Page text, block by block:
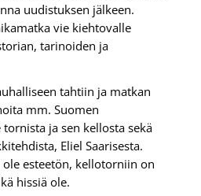
uudistuksen jälkeen.
vie kiehtovalle
tarinoiden ja
tahtiin ja matkan
mm. Suomen
ja sen kellosta sekä
Eliel Saarisesta.
esteetön, kellotorniin on
hissiä ole.